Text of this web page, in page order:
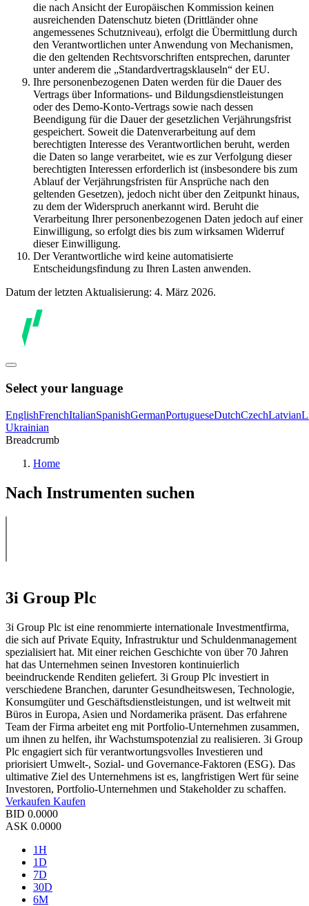
die nach Ansicht der Europäischen Kommission keinen
ausreichenden Datenschutz bieten (Drittländer ohne
angemessenes Schutzniveau), erfolgt die Übermittlung durch
den Verantwortlichen unter Anwendung von Mechanismen,
die den geltenden Rechtsvorschriften entsprechen, darunter
unter anderem die „Standardvertragsklauseln“ der EU.
Ihre personenbezogenen Daten werden für die Dauer des
Vertrags über Informations- und Bildungsdienstleistungen
oder des Demo-Konto-Vertrags sowie nach dessen
Beendigung für die Dauer der gesetzlichen Verjährungsfrist
gespeichert. Soweit die Datenverarbeitung auf dem
berechtigten Interesse des Verantwortlichen beruht, werden
die Daten so lange verarbeitet, wie es zur Verfolgung dieser
berechtigten Interessen erforderlich ist (insbesondere bis zum
Ablauf der Verjährungsfristen für Ansprüche nach den
geltenden Gesetzen), jedoch nicht über den Zeitpunkt hinaus,
zu dem der Widerspruch anerkannt wird. Beruht die
Verarbeitung Ihrer personenbezogenen Daten jedoch auf einer
Einwilligung, so erfolgt dies bis zum wirksamen Widerruf
dieser Einwilligung.
Der Verantwortliche wird keine automatisierte
Entscheidungsfindung zu Ihren Lasten anwenden.
Datum der letzten Aktualisierung: 4. März 2026.
Select your language
EnglishFrenchItalianSpanishGermanPortugueseDutchCzechLatvian
Ukrainian
Breadcrumb
Home
Nach Instrumenten suchen
3i Group Plc
3i Group Plc ist eine renommierte internationale Investmentfirma,
die sich auf Private Equity, Infrastruktur und Schuldenmanagement
spezialisiert hat. Mit einer reichen Geschichte von über 70 Jahren
hat das Unternehmen seinen Investoren kontinuierlich
beeindruckende Renditen geliefert. 3i Group Plc investiert in
verschiedene Branchen, darunter Gesundheitswesen, Technologie,
Konsumgüter und Geschäftsdienstleistungen, und ist weltweit mit
Büros in Europa, Asien und Nordamerika präsent. Das erfahrene
Team der Firma arbeitet eng mit Portfolio-Unternehmen zusammen,
um ihnen zu helfen, ihr Wachstumspotenzial zu realisieren. 3i Group
Plc engagiert sich für verantwortungsvolles Investieren und
priorisiert Umwelt-, Sozial- und Governance-Faktoren (ESG). Das
ultimative Ziel des Unternehmens ist es, langfristigen Wert für seine
Investoren, Portfolio-Unternehmen und Stakeholder zu schaffen.
Verkaufen Kaufen
BID 0.0000
ASK 0.0000
1H
1D
7D
30D
6M